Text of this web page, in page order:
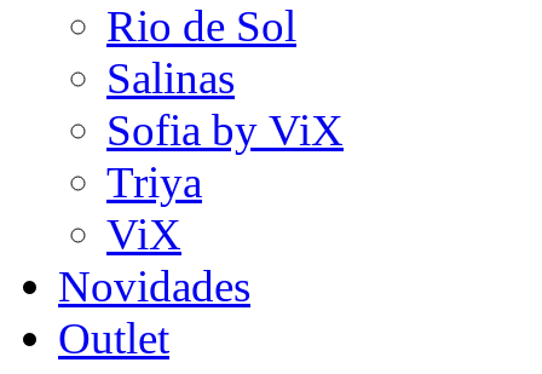
Rio de Sol
Salinas
Sofia by ViX
Triya
ViX
Novidades
Outlet